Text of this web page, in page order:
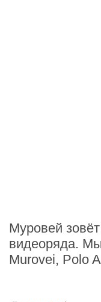
Муровей
видеоряда.
Murovei, Polo